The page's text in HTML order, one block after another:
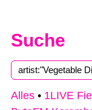
Suche
Alles • 1LIVE